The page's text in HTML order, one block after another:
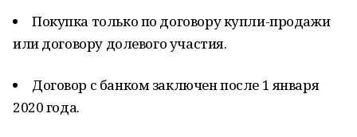
Покупка только по договору купли-продажи
или договору долевого участия.
Договор с банком заключен после 1 января
2020 года.